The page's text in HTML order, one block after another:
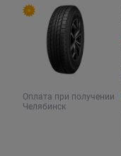
Оплата при получении
Челябинск